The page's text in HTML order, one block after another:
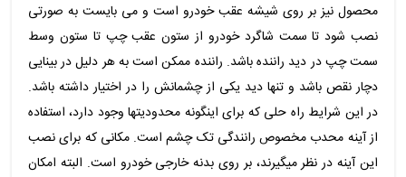
محصول نیز بر روی شیشه عقب خودرو است و می بایست به صورتی
نصب شود تا سمت شاگرد خودرو از ستون عقب چپ تا ستون وسط
سمت چپ در دید راننده باشد. راننده ممکن است به هر دلیل در بینایی
دچار نقص باشد و تنها دید یکی از چشمانش را در اختیار داشته باشد.
در این شرایط راه حلی که برای اینگونه محدودیتها وجود دارد، استفاده
از آینه محدب مخصوص رانندگی تک چشم است. مکانی که برای نصب
این آینه در نظر میگیرند، بر روی بدنه خارجی خودرو است. البته امکان